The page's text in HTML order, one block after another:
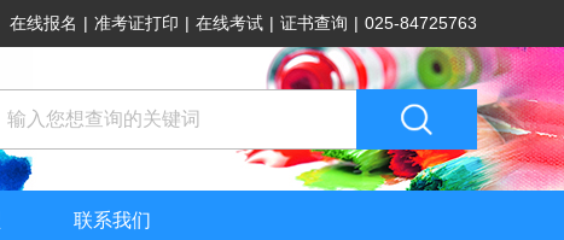
在线报名 | 准考证打印 | 在线考试 | 证书查询 | 025-84725763
联系我们